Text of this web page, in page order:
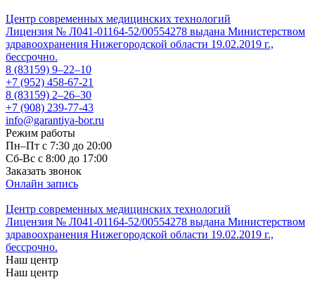
Центр современных медицинских технологий
Лицензия № Л041-01164-52/00554278 выдана Министерством
здравоохранения Нижегородской области 19.02.2019 г.,
бессрочно.
8 (83159) 9–22–10
+7 (952) 458-67-21
8 (83159) 2–26–30
+7 (908) 239-77-43
info@garantiya-bor.ru
Режим работы
Пн–Пт с 7:30 до 20:00
Cб-Вс с 8:00 до 17:00
Заказать звонок
Онлайн запись
Центр современных медицинских технологий
Лицензия № Л041-01164-52/00554278 выдана Министерством
здравоохранения Нижегородской области 19.02.2019 г.,
бессрочно.
Наш центр
Наш центр